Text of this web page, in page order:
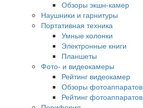
Обзоры экшн-камер
Наушники и гарнитуры
Портативная техника
Умные колонки
Электронные книги
Планшеты
Фото- и видеокамеры
Рейтинг видеокамер
Обзоры фотоаппаратов
Рейтинг фотоаппаратов